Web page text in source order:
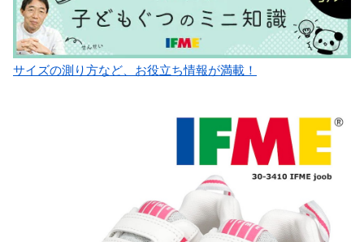
サイズの測り方など、お役立ち情報が満載！